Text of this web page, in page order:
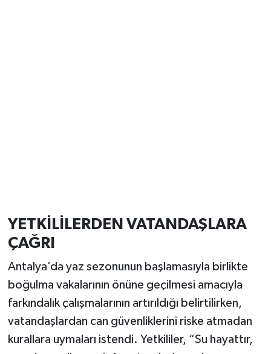
YETKİLİLERDEN VATANDAŞLARA
ÇAĞRI
Antalya’da yaz sezonunun başlamasıyla birlikte
boğulma vakalarının önüne geçilmesi amacıyla
farkındalık çalışmalarının artırıldığı belirtilirken,
vatandaşlardan can güvenliklerini riske atmadan
kurallara uymaları istendi. Yetkililer, “Su hayattır,